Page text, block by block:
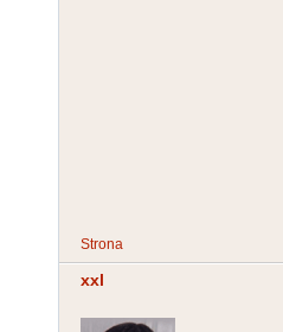
Strona
xxl